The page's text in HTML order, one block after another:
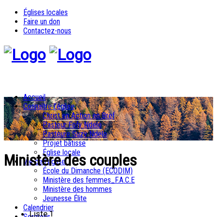
Églises locales
Faire un don
Contactez-nous
Accueil
Connaître l’église
Christ en Action en Bref
Pasteur Fofy Ndelo
Pasteure Suzy Ndelo
Projet bâtisse
Église locale
Vie de l’église
École du Dimanche (ECODIM)
Ministère des femmes_F.A.C.E
Ministère des hommes
Jeunesse Élite
Calendrier
Ministère des couples
Liste 1